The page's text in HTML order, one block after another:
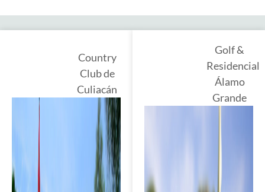
Country
Club de
Culiacán
Golf &
Residencial
Álamo
Grande